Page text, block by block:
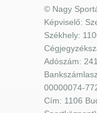
© Nagy
Képviselő:
Székhely:
Adószám:
00000074-
Cím: 1106